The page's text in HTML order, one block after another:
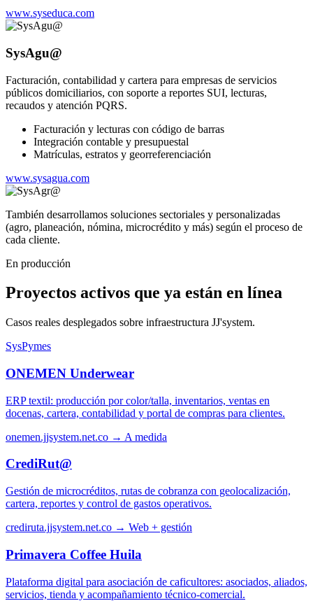
www.syseduca.com
SysAgu@
Facturación, contabilidad y cartera para empresas de servicios
públicos domiciliarios, con soporte a reportes SUI, lecturas,
recaudos y atención PQRS.
Facturación y lecturas con código de barras
Integración contable y presupuestal
Matrículas, estratos y georreferenciación
www.sysagua.com
También desarrollamos soluciones sectoriales y personalizadas
(agro, planeación, nómina, microcrédito y más) según el proceso de
cada cliente.
En producción
Proyectos activos que ya están en línea
Casos reales desplegados sobre infraestructura JJ'system.
SysPymes
ONEMEN Underwear
ERP textil: producción por color/talla, inventarios, ventas en
docenas, cartera, contabilidad y portal de compras para clientes.
onemen.jjsystem.net.co → A medida
CrediRut@
Gestión de microcréditos, rutas de cobranza con geolocalización,
cartera, reportes y control de gastos operativos.
crediruta.jjsystem.net.co → Web + gestión
Primavera Coffee Huila
Plataforma digital para asociación de caficultores: asociados, aliados,
servicios, tienda y acompañamiento técnico-comercial.